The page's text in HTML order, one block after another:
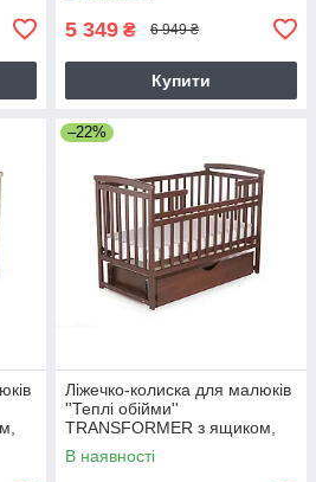
5 349 ₴ 6 949 ₴
Купити
–22%
Ліжечко-колиска для малюків
''Теплі обійми''
TRANSFORMER з ящиком,
горіх
В наявності